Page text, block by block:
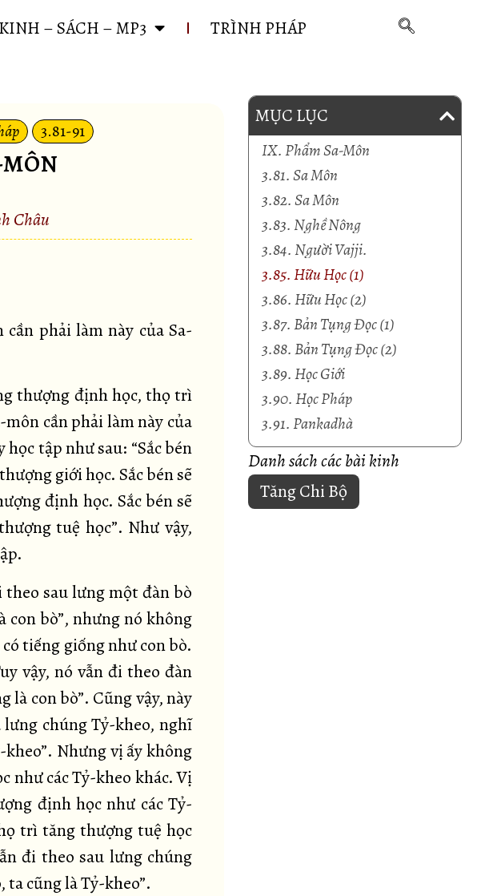
KINH – SÁCH – MP3 TRÌNH PHÁP
3.81-91
Châu
phải làm này của Sa-
thượng định học, thọ trì
cần phải làm này của
học tập như sau: “Sắc bén
giới học. Sắc bén sẽ
định học. Sắc bén sẽ
tuệ học”. Như vậy,
sau lưng một đàn bò
con bò”, nhưng nó không
tiếng giống như con bò.
vậy, nó vẫn đi theo đàn
là con bò”. Cũng vậy, này
lưng chúng Tỷ-kheo, nghĩ
Nhưng vị ấy không
như các Tỷ-kheo khác. Vị
định học như các Tỷ-
trì tăng thượng tuệ học
đi theo sau lưng chúng
ta cũng là Tỷ-kheo”.
MỤC LỤC
IX. Phẩm Sa-Môn
3.81. Sa Môn
3.82. Sa Môn
3.83. Nghề Nông
3.84. Người Vajji.
3.85. Hữu Học (1)
3.86. Hữu Học (2)
3.87. Bản Tụng Đọc (1)
3.88. Bản Tụng Đọc (2)
3.89. Học Giới
3.90. Học Pháp
3.91. Pankadhà
Danh sách các bài kinh
Tăng Chi Bộ